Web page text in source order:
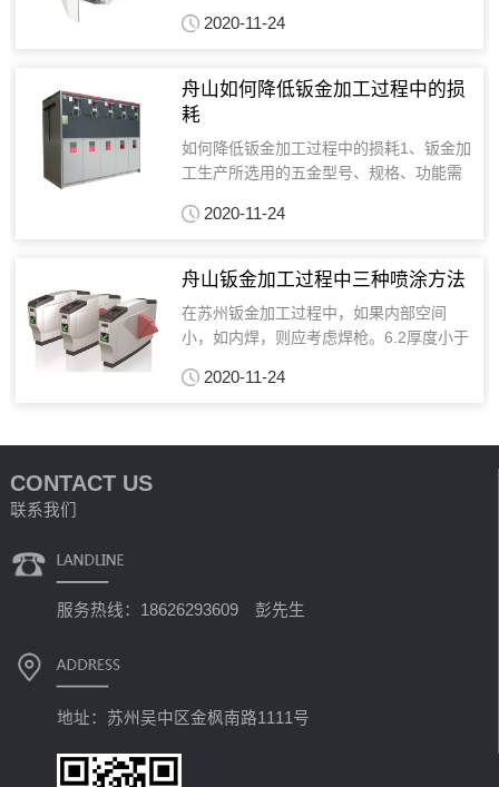
应避免集中在一个小的区域内，平行的焊
可能地将焊缝布置...
2020-11-24
舟山如何降低钣金加工过程中的损
耗
如何降低钣金加工过程中的损耗1、钣金加
工生产所选用的五金型号、规格、功能需
用。2、在金属衬里中需安装紧固螺钉，并
于硬件。3、定...
2020-11-24
舟山钣金加工过程中三种喷涂方法
在苏州钣金加工过程中，如果内部空间
小，如内焊，则应考虑焊枪。6.2厚度小于
焊接变形引起。主要的三种喷涂方法如
2020-11-24
CONTACT US
联系我们
服务热线：18626293609 彭先生
地址：苏州吴中区金枫南路1111号